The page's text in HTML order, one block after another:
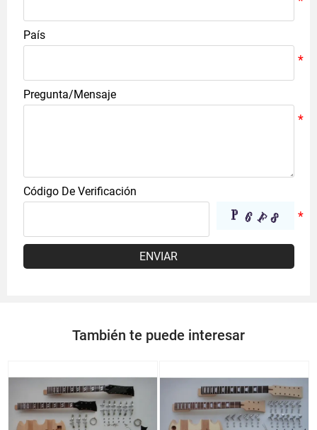
País
Pregunta/Mensaje
Código De Verificación
ENVIAR
También te puede interesar